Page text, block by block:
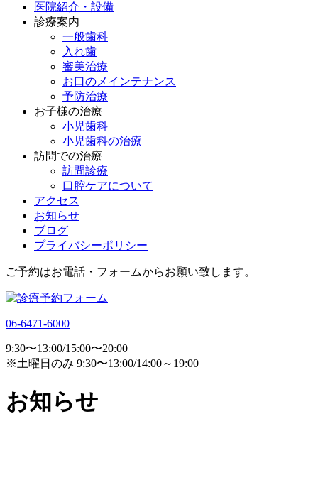
医院紹介・設備
診療案内
一般歯科
入れ歯
審美治療
お口のメインテナンス
予防治療
お子様の治療
小児歯科
小児歯科の治療
訪問での治療
訪問診療
口腔ケアについて
アクセス
お知らせ
ブログ
プライバシーポリシー
ご予約はお電話・フォームからお願い致します。
06-6471-6000
9:30〜13:00/15:00〜20:00
※土曜日のみ 9:30〜13:00/14:00～19:00
お知らせ